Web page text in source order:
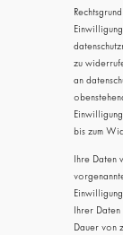
zu
an
bis zum
Ihre Daten
Ihrer
Dauer von